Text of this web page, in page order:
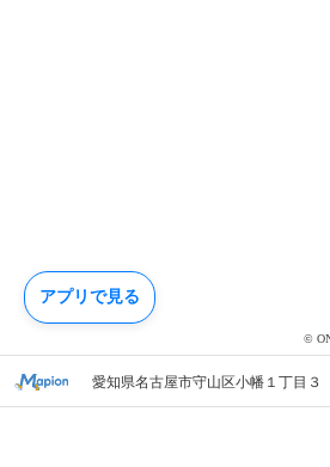
©
愛知県名古屋市守山区小幡１丁目３
アプリで見る